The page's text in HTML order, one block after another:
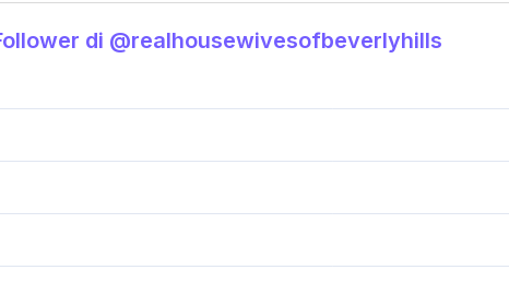
di @realhousewivesofbeverlyhills